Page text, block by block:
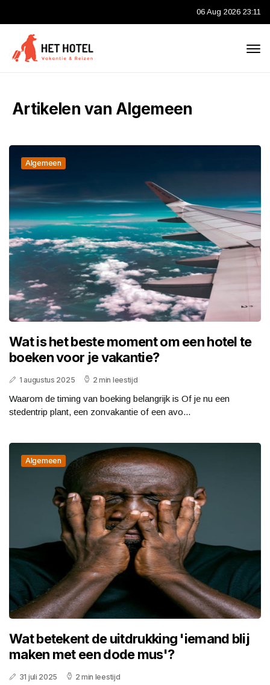
06 Aug 2026 23:11
Artikelen van Algemeen
Algemeen
Wat is het beste moment om een hotel te
boeken voor je vakantie?
1 augustus 2025 2 min leestijd
Waarom de timing van boeking belangrijk is Of je nu een
stedentrip plant, een zonvakantie of een avo...
Algemeen
Wat betekent de uitdrukking 'iemand blij
maken met een dode mus'?
31 juli 2025 2 min leestijd